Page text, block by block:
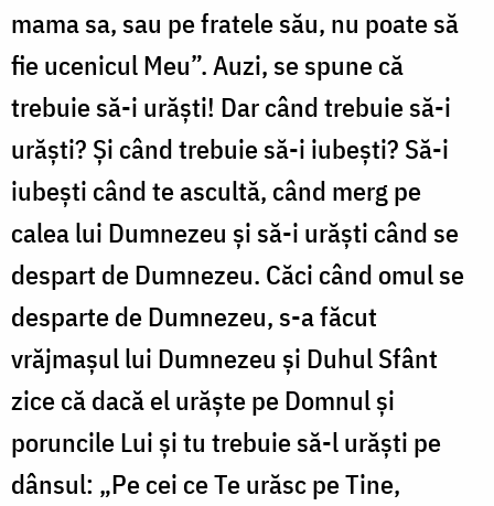
mama sa, sau pe fratele său, nu poate să
fie ucenicul Meu”. Auzi, se spune că
trebuie să-i urăşti! Dar când trebuie să-i
urăşti? Şi când trebuie să-i iubeşti? Să-i
iubeşti când te ascultă, când merg pe
calea lui Dumnezeu şi să-i urăşti când se
despart de Dumnezeu. Căci când omul se
desparte de Dumnezeu, s-a făcut
vrăjmaşul lui Dumnezeu şi Duhul Sfânt
zice că dacă el urăşte pe Domnul şi
poruncile Lui şi tu trebuie să-l urăşti pe
dânsul: „Pe cei ce Te urăsc pe Tine,